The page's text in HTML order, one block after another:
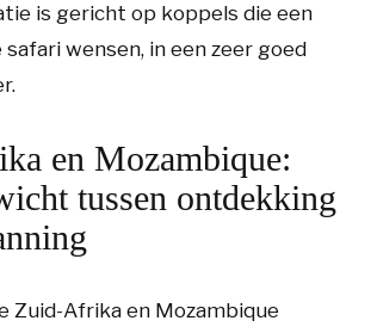
is gericht op koppels die een
wensen, in een zeer goed
en Mozambique:
tussen ontdekking
Zuid-Afrika en Mozambique